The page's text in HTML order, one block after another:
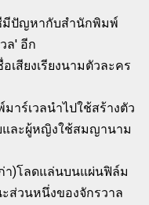
มีปัญหากับสำนักพิมพ์
ล' อีก
เสียงเรียงนามตัวละคร
าร์เวลนำไปใช้สร้างตัว
และผู้หญิงใช้สมญานาม
า)โลดแล่นบนแผ่นฟิล์ม
ส่วนหนึ่งของจักรวาล